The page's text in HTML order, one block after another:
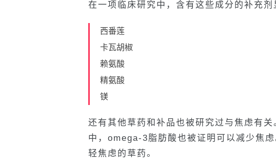
在一项临床研究中，含有这些成分的补充剂
西番莲
卡瓦胡椒
赖氨酸
精氨酸
镁
还有其他草药和补品也被研究过与焦虑有
中，omega-3脂肪酸也被证明可以减少焦
轻焦虑的草药。